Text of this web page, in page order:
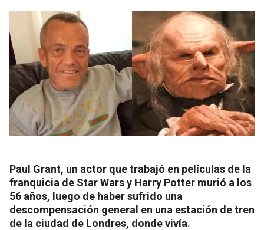
Paul Grant, un actor que trabajó en películas de la
franquicia de Star Wars y Harry Potter murió a los
56 años, luego de haber sufrido una
descompensación general en una estación de tren
de la ciudad de Londres, donde vivía.